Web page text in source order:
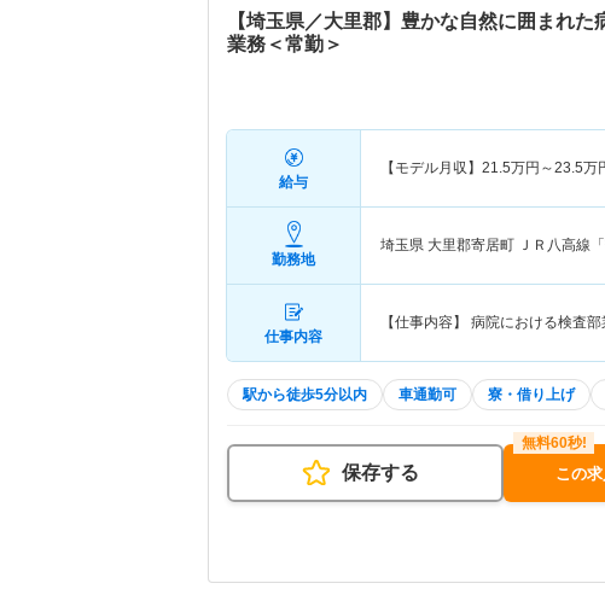
【埼玉県／大里郡】豊かな自然に囲まれ
業務＜常勤＞
給与
【モデル月収】 21.5万円～23.5万
勤務地
埼玉県 大里郡寄居町 ＪＲ八高線
仕事内容
【仕事内容】 病院における検査
駅から徒歩5分以内 車通勤可 寮・借り上げ
保存する この